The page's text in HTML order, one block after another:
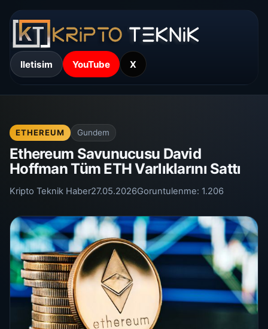
Iletisim YouTube X
ETHEREUM Gundem
Ethereum Savunucusu David
Hoffman Tüm ETH Varlıklarını Sattı
Kripto Teknik Haber27.05.2026Goruntulenme: 1.206